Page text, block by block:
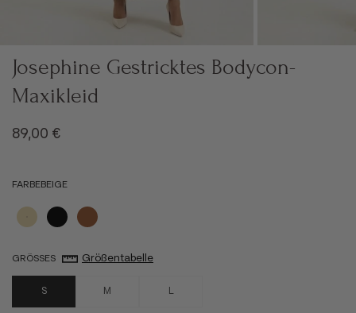
Josephine Gestricktes Bodycon-
Maxikleid
Angebot
89,00 €
FARBEBEIGE
BeigeSchwarzBraun
GRÖSSES Größentabelle
S M